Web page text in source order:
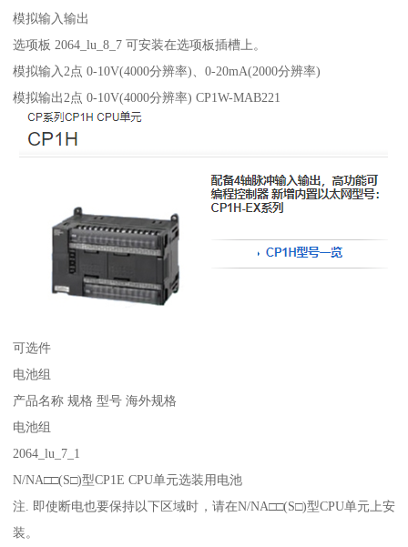
模拟输入输出
选项板 2064_lu_8_7 可安装在选项板插槽上。
模拟输入2点 0-10V(4000分辨率)、0-20mA(2000分辨率)
模拟输出2点 0-10V(4000分辨率) CP1W-MAB221
可选件
电池组
产品名称 规格 型号 海外规格
电池组
2064_lu_7_1
N/NA□□(S□)型CP1E CPU单元选装用电池
注. 即使断电也要保持以下区域时，请在N/NA□□(S□)型CPU单元上安
装。